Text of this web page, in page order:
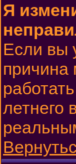
Я
Если вы
причина
летнего